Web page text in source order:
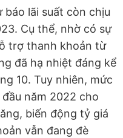
lãi suất còn chịu
Cụ thể, nhờ có sự
trợ thanh khoản từ
đã hạ nhiệt đáng kể
10. Tuy nhiên, mức
năm 2022 cho
biến động tỷ giá
vẫn đang đè